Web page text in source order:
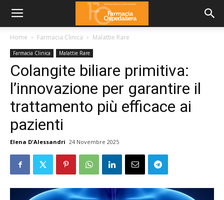
Home Farmacia Clinica Malattie Rare
Farmacia Clinica Malattie Rare
Colangite biliare primitiva:
l’innovazione per garantire il
trattamento più efficace ai
pazienti
Elena D'Alessandri 24 Novembre 2025